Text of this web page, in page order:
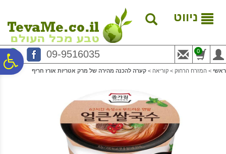
נגישות
המרכזי
ניווט
09-9516035 0
ראשי > המזרח הרחוק > קוריאה > קערה להכנה מהירה של מרק אטריות אורז חריף